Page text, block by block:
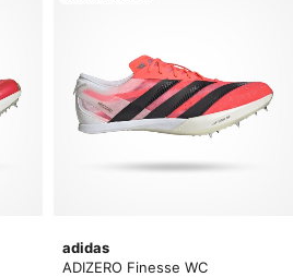
adidas
ADIZERO Finesse WC